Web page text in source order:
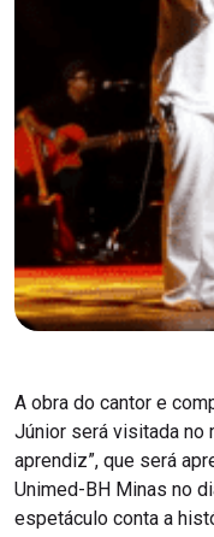
A obra do cantor e
Júnior será visitada no
aprendiz”, que será
Unimed-BH Minas no
espetáculo conta a